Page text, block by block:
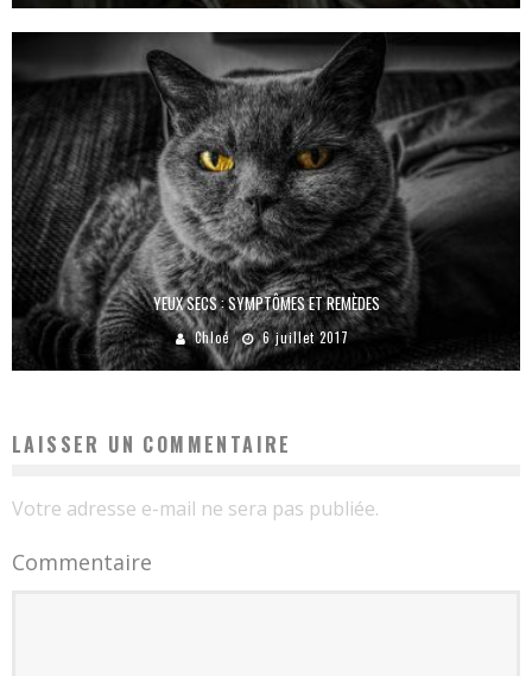
YEUX SECS : SYMPTÔMES ET REMÈDES
Chloé 6 juillet 2017
LAISSER UN COMMENTAIRE
Votre adresse e-mail ne sera pas publiée.
Commentaire